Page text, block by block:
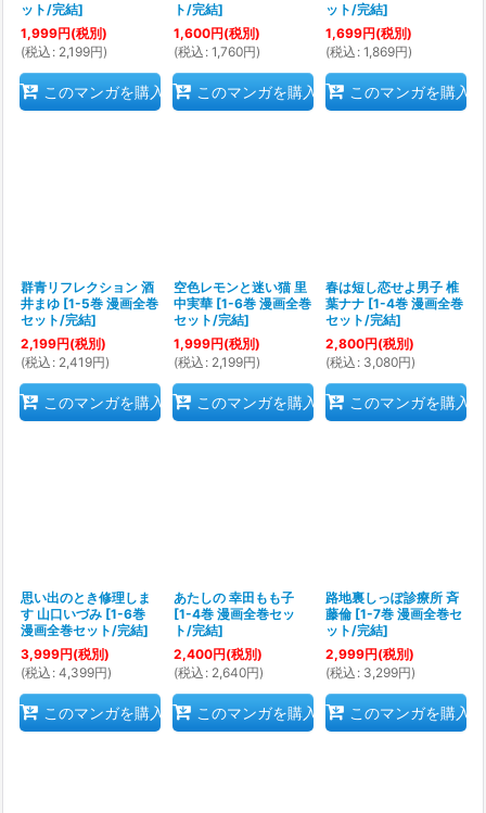
ット/完結]
1,999円(税別)
(税込 : 2,199円)
このマンガを購入
ト/完結]
1,600円(税別)
(税込 : 1,760円)
このマンガを購入
ット/完結]
1,699円(税別)
(税込 : 1,869円)
このマンガを購入
群青リフレクション 酒
井まゆ [1-5巻 漫画全巻
セット/完結]
2,199円(税別)
(税込 : 2,419円)
このマンガを購入
空色レモンと迷い猫 里
中実華 [1-6巻 漫画全巻
セット/完結]
1,999円(税別)
(税込 : 2,199円)
このマンガを購入
春は短し恋せよ男子 椎
葉ナナ [1-4巻 漫画全巻
セット/完結]
2,800円(税別)
(税込 : 3,080円)
このマンガを購入
思い出のとき修理しま
す 山口いづみ [1-6巻
漫画全巻セット/完結]
3,999円(税別)
(税込 : 4,399円)
このマンガを購入
あたしの 幸田もも子
[1-4巻 漫画全巻セッ
ト/完結]
2,400円(税別)
(税込 : 2,640円)
このマンガを購入
路地裏しっぽ診療所 斉
藤倫 [1-7巻 漫画全巻セ
ット/完結]
2,999円(税別)
(税込 : 3,299円)
このマンガを購入